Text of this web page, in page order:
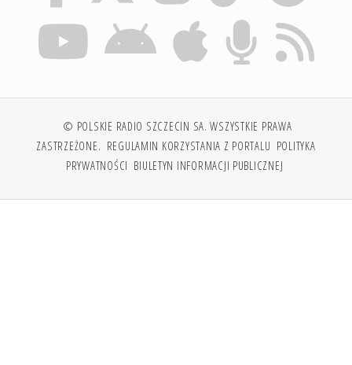
© POLSKIE RADIO SZCZECIN SA. WSZYSTKIE PRAWA
ZASTRZEŻONE. REGULAMIN KORZYSTANIA Z PORTALU POLITYKA
PRYWATNOŚCI BIULETYN INFORMACJI PUBLICZNEJ